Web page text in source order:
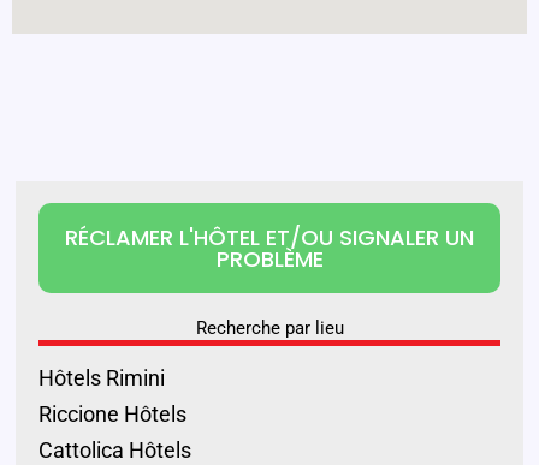
RÉCLAMER L'HÔTEL ET/OU SIGNALER UN
PROBLÈME
Recherche par lieu
Hôtels Rimini
Riccione Hôtels
Cattolica Hôtels